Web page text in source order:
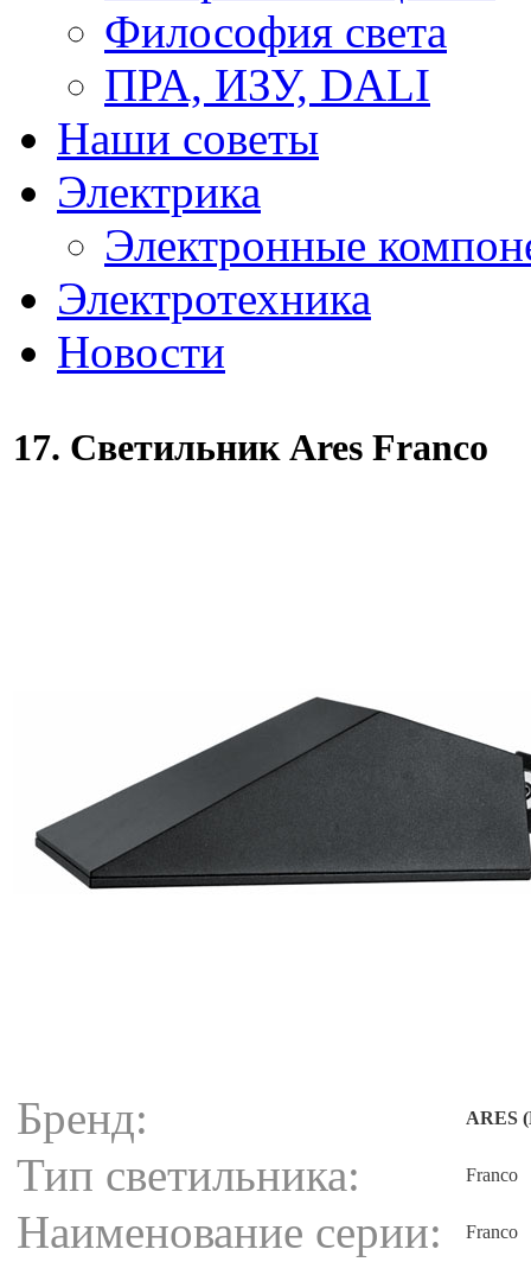
Философия света
ПРА, ИЗУ, DALI
Наши советы
Электрика
Электронные
Электротехника
Новости
17. Светильник Ares Franco
Бренд: ARES
Тип светильника: Franco
Наименование серии: Franco